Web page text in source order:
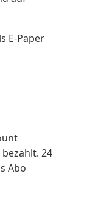
E-Paper
24
Abo